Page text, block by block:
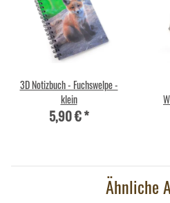
3D Notizbuch - Fuchswelpe -
klein
5,90 €*
Ähnliche